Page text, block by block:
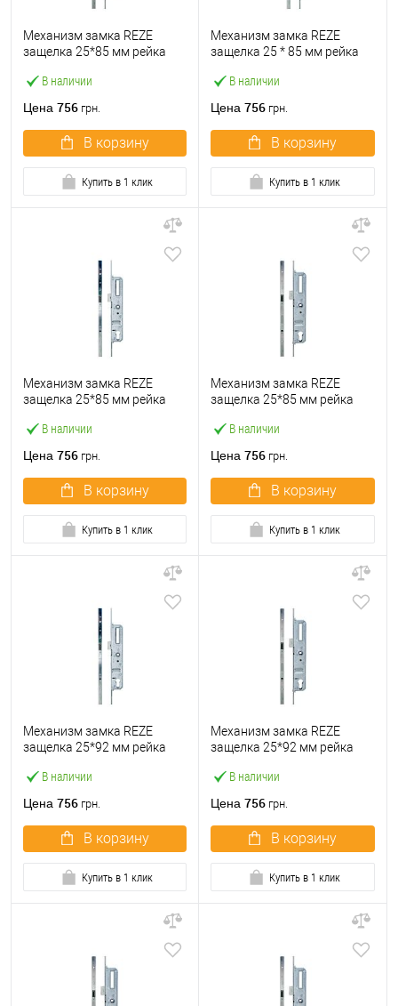
В наличии
Механизм замка REZE
защелка 25*85 мм рейка
Цена 756 грн.
В корзину
Купить в 1 клик
В наличии
Механизм замка REZE
защелка 25 * 85 мм рейка
Цена 756 грн.
В корзину
Купить в 1 клик
В наличии
Механизм замка REZE
защелка 25*85 мм рейка
Цена 756 грн.
В корзину
Купить в 1 клик
В наличии
Механизм замка REZE
защелка 25*85 мм рейка
Цена 756 грн.
В корзину
Купить в 1 клик
В наличии
Механизм замка REZE
защелка 25*92 мм рейка
Цена 756 грн.
В корзину
Купить в 1 клик
В наличии
Механизм замка REZE
защелка 25*92 мм рейка
Цена 756 грн.
В корзину
Купить в 1 клик